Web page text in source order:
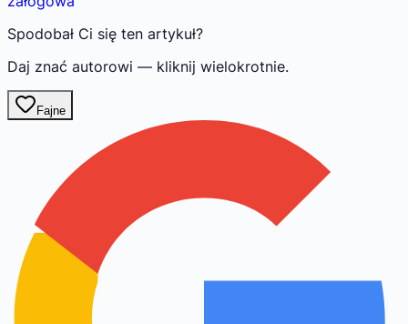
Spodobał Ci się ten artykuł?
Daj znać autorowi — kliknij wielokrotnie.
Fajne